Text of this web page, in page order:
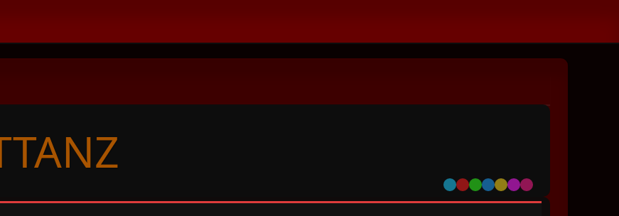
Default
RedGreen
BlueYellow
Purple
Pink